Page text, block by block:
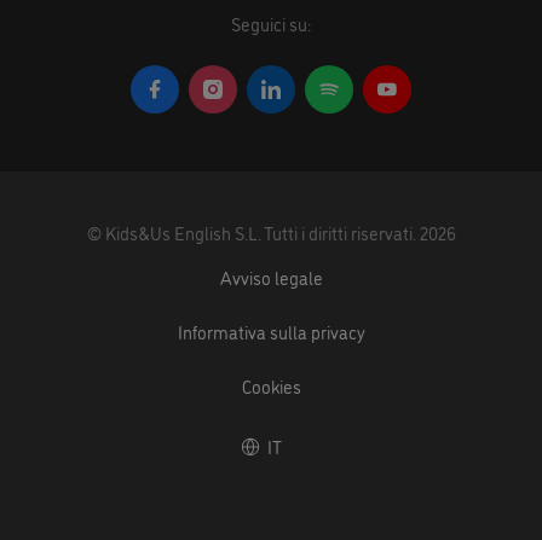
Seguici su:
IT
© Kids&Us English S.L.Tutti i diritti riservati. 2026
Avviso legale
Informativa sulla privacy
Cookies